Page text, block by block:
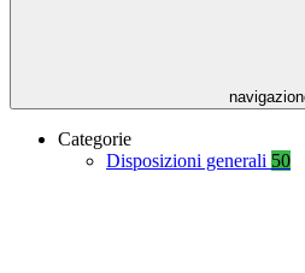
Categorie
Disposizioni generali 50